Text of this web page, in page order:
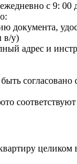
с 9: 00
документа,
в/у)
адрес и
согласовано
соответствуют